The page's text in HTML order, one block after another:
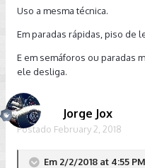
pena desligar em
Se voce tentar isso, depois
pagando uma madeira do
..rsrs. Isso sim é carro ! Abs
Enviado de meu SM-N9005
Uso a mesma técnica.
Em paradas rápidas, piso de
E em semáforos ou paradas
ele desliga.
Jorge Jox
Postado February 2, 2018
Em 2/2/2018 at 4:55